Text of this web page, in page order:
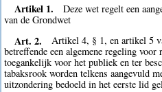
Artikel 1.
Deze wet regelt een
van de Grondwet
Art. 2.
Artikel 4, § 1, en artikel 5
betreffende een algemene regeling
toegankelijk voor het publiek en ter
tabaksrook worden telkens aangevuld
uitzondering bedoeld in het eerste lid